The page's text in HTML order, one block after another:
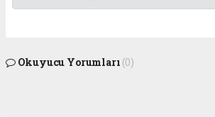
Okuyucu Yorumları (0)